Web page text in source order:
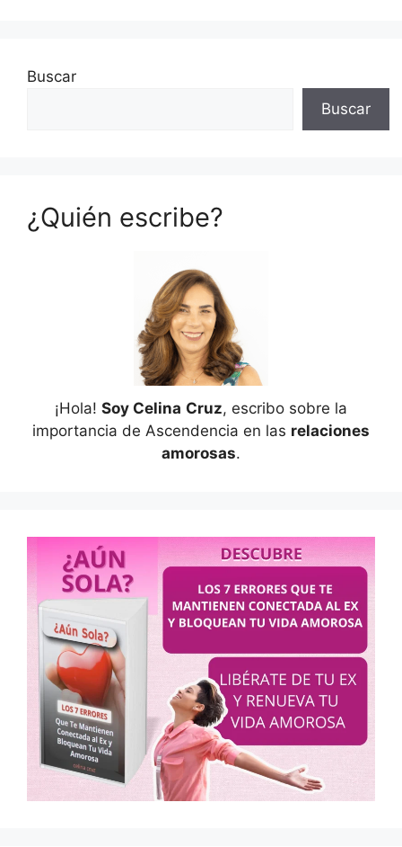
Buscar
Buscar
¿Quién escribe?
¡Hola! Soy Celina Cruz, escribo sobre la
importancia de Ascendencia en las relaciones
amorosas.